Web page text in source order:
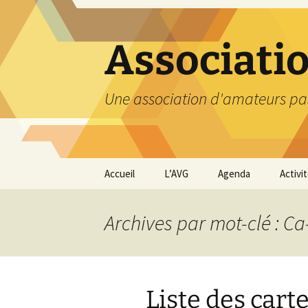
contenu
Une association d'amateurs
Accueil L’AVG
Nos coordonnées
Agenda
Archives par mot-clé :
Liste des